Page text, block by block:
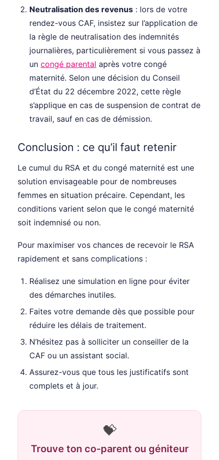
Neutralisation des revenus : lors de votre
rendez-vous CAF, insistez sur l’application de
la règle de neutralisation des indemnités
journalières, particulièrement si vous passez à
un congé parental après votre congé
maternité. Selon une décision du Conseil
d’État du 22 décembre 2022, cette règle
s’applique en cas de suspension de contrat de
travail, sauf en cas de démission.
Conclusion : ce qu’il faut retenir
Le cumul du RSA et du congé maternité est une
solution envisageable pour de nombreuses
femmes en situation précaire. Cependant, les
conditions varient selon que le congé maternité
soit indemnisé ou non.
Pour maximiser vos chances de recevoir le RSA
rapidement et sans complications :
Réalisez une simulation en ligne pour éviter
des démarches inutiles.
Faites votre demande dès que possible pour
réduire les délais de traitement.
N’hésitez pas à solliciter un conseiller de la
CAF ou un assistant social.
Assurez-vous que tous les justificatifs sont
complets et à jour.
💝
Trouve ton co-parent ou géniteur